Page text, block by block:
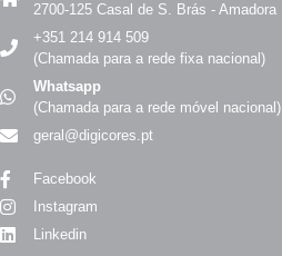
2700-125 Casal de S. Brás - Amadora
+351 214 914 509
(Chamada para a rede fixa nacional)
Whatsapp
(Chamada para a rede móvel nacional)
geral@digicores.pt
Facebook
Instagram
Linkedin